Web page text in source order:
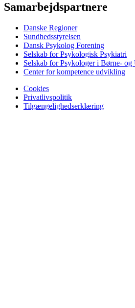
Samarbejdspartnere
Danske Regioner
Sundhedsstyrelsen
Dansk Psykolog Forening
Selskab for Psykologisk Psykiatri
Selskab for Psykologer i Børne- og
Center for kompetence udvikling
Cookies
Privatlivspolitik
Tilgængelighedserklæring